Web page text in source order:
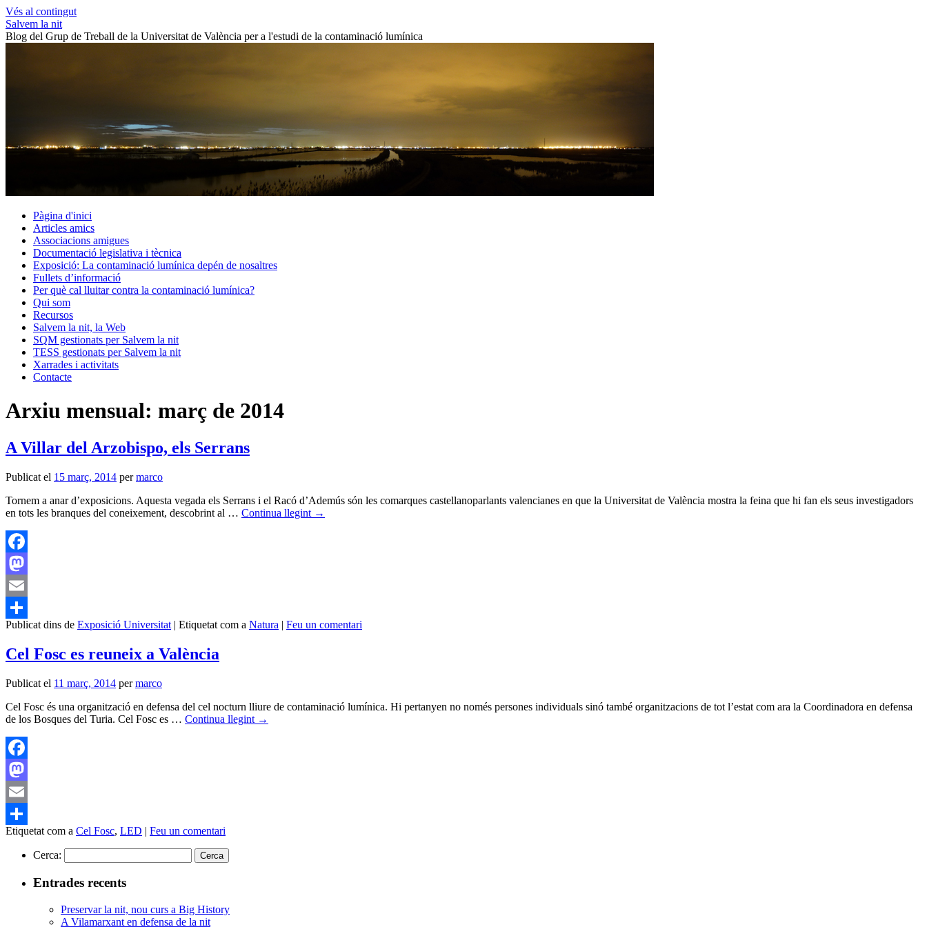
Vés al contingut
Salvem la nit
Blog del Grup de Treball de la Universitat de València per a l'estudi de la contaminació lumínica
Pàgina d'inici
Articles amics
Associacions amigues
Documentació legislativa i tècnica
Exposició: La contaminació lumínica depén de nosaltres
Fullets d’informació
Per què cal lluitar contra la contaminació lumínica?
Qui som
Recursos
Salvem la nit, la Web
SQM gestionats per Salvem la nit
TESS gestionats per Salvem la nit
Xarrades i activitats
Contacte
Arxiu mensual: març de 2014
A Villar del Arzobispo, els Serrans
Publicat el 15 març, 2014 per marco
Tornem a anar d’exposicions. Aquesta vegada els Serrans i el Racó d’Ademús són les comarques castellanoparlants valencianes en que la Universitat de València mostra la feina que hi fan els seus investigadors
en tots les branques del coneixement, descobrint al … Continua llegint →
Facebook
Mastodon
Email
Comparteix
Publicat dins de Exposició Universitat | Etiquetat com a Natura | Feu un comentari
Cel Fosc es reuneix a València
Publicat el 11 març, 2014 per marco
Cel Fosc és una organització en defensa del cel nocturn lliure de contaminació lumínica. Hi pertanyen no només persones individuals sinó també organitzacions de tot l’estat com ara la Coordinadora en defensa
de los Bosques del Turia. Cel Fosc es … Continua llegint →
Facebook
Mastodon
Email
Comparteix
Etiquetat com a Cel Fosc, LED | Feu un comentari
Cerca:
Entrades recents
Preservar la nit, nou curs a Big History
A Vilamarxant en defensa de la nit